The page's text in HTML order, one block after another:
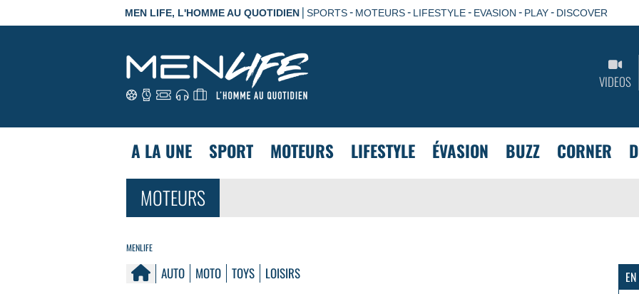
MEN LIFE, L'HOMME AU QUOTIDIEN | SPORTS- MOTEURS- LIFESTYLE- EVASION - PLAY- DISCOVER
VIDEOS
A LA UNE SPORT MOTEURS LIFESTYLE ÉVASION BUZZ CORNER
MOTEURS
MENLIFE
AUTO MOTO TOYS LOISIRS